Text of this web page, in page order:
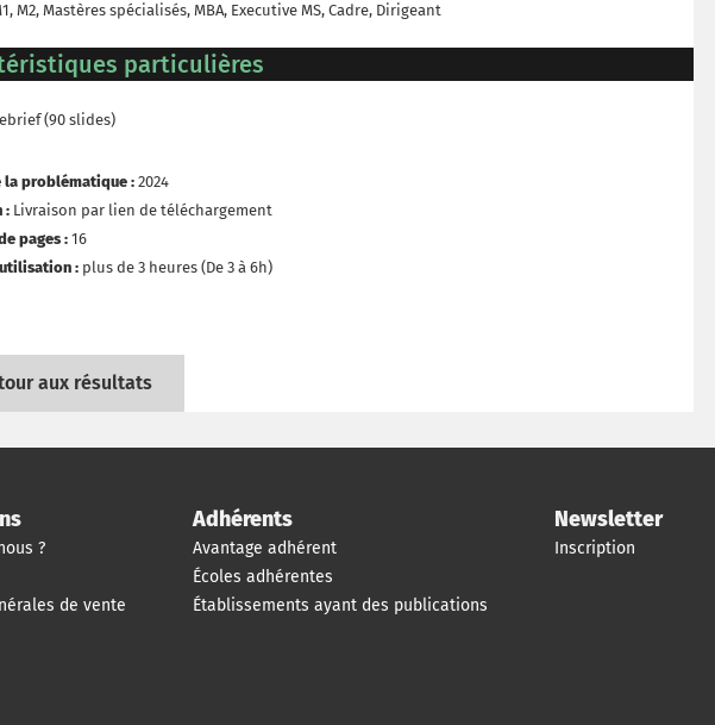
M2, Mastères spécialisés, MBA, Executive MS, Cadre, Dirigeant
particulières
(90 slides)
la problématique : 2024
: Livraison par lien de téléchargement
pages :16
: plus de 3 heures (De 3 à 6h)
aux résultats
?
de vente
Adhérents
Avantage adhérent
Écoles adhérentes
Établissements ayant des publications
Newsletter
Inscription